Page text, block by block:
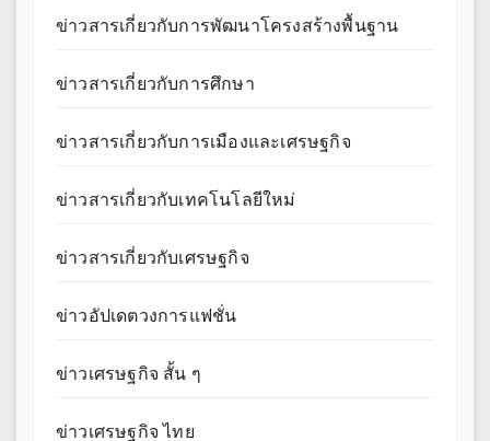
ข่าวสารเกี่ยวกับการพัฒนาโครงสร้างพื้นฐาน
ข่าวสารเกี่ยวกับการศึกษา
ข่าวสารเกี่ยวกับการเมืองและเศรษฐกิจ
ข่าวสารเกี่ยวกับเทคโนโลยีใหม่
ข่าวสารเกี่ยวกับเศรษฐกิจ
ข่าวอัปเดตวงการแฟชั่น
ข่าวเศรษฐกิจ สั้น ๆ
ข่าวเศรษฐกิจ ไทย